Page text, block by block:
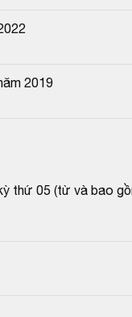
2019
thứ 05 (từ và bao